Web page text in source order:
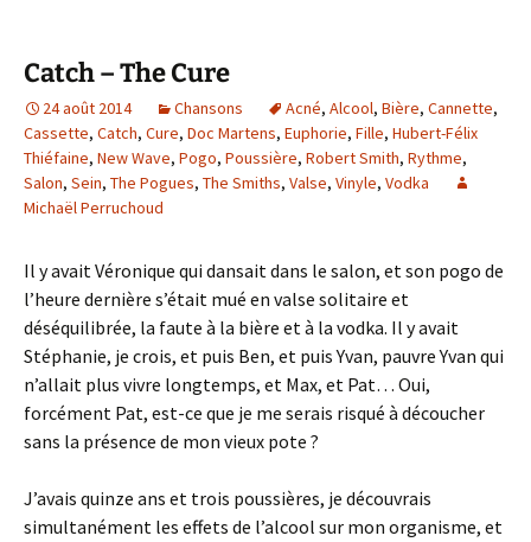
Catch – The Cure
24 août 2014 Chansons Acné, Alcool, Bière, Cannette,
Cassette, Catch, Cure, Doc Martens, Euphorie, Fille, Hubert-Félix
Thiéfaine, New Wave, Pogo, Poussière, Robert Smith, Rythme,
Salon, Sein, The Pogues, The Smiths, Valse, Vinyle, Vodka
Michaël Perruchoud
Il y avait Véronique qui dansait dans le salon, et son pogo de
l’heure dernière s’était mué en valse solitaire et
déséquilibrée, la faute à la bière et à la vodka. Il y avait
Stéphanie, je crois, et puis Ben, et puis Yvan, pauvre Yvan qui
n’allait plus vivre longtemps, et Max, et Pat… Oui,
forcément Pat, est-ce que je me serais risqué à découcher
sans la présence de mon vieux pote ?
J’avais quinze ans et trois poussières, je découvrais
simultanément les effets de l’alcool sur mon organisme, et